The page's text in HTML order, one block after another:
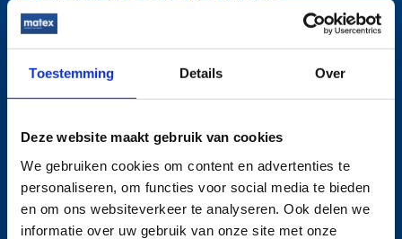
Toestemming Details Over
Deze website maakt gebruik van cookies
We gebruiken cookies om content en advertenties te
personaliseren, om functies voor social media te bieden
en om ons websiteverkeer te analyseren. Ook delen we
informatie over uw gebruik van onze site met onze
Matex dockshelter met scharnierend frame
Matex nis shelter
Matex opblaasbare dockshelter (DSO)